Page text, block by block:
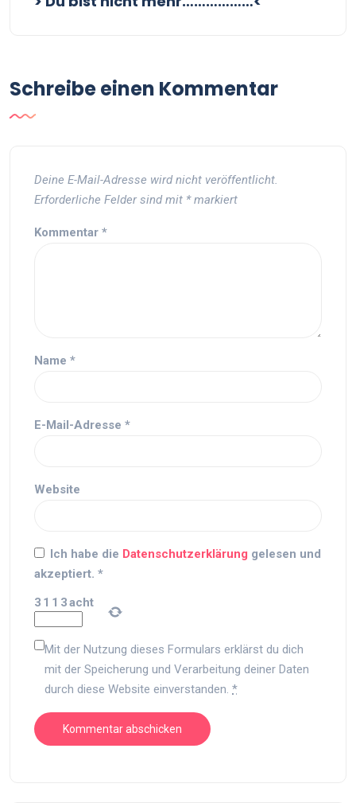
Schreibe einen Kommentar
Deine E-Mail-Adresse wird nicht veröffentlicht.
Erforderliche Felder sind mit *markiert
Kommentar *
Name *
E-Mail-Adresse *
Website
Ich habe die Datenschutzerklärung gelesen und
akzeptiert. *
3 1 1 3acht
Mit der Nutzung dieses Formulars erklärst du dich
mit der Speicherung und Verarbeitung deiner Daten
durch diese Website einverstanden. *